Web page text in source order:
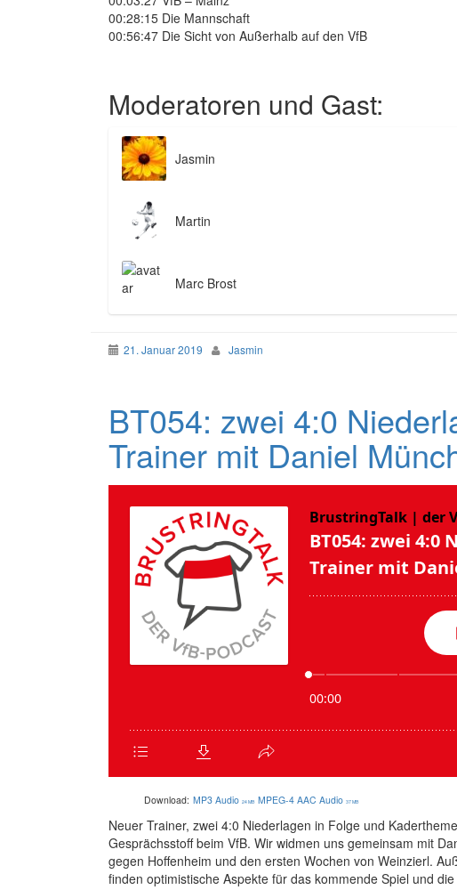
00:28:15 Die Mannschaft
00:56:47 Die Sicht von Außerhalb auf den VfB
Moderatoren und Gast:
Jasmin
Martin
Marc Brost
21. Januar 2019 Jasmin
BT054: zwei 4:0
Trainer mit Daniel
Download: MP3 Audio 24 MB MPEG-4 AAC Audio 37 MB
Neuer Trainer, zwei 4:0 Niederlagen in Folge und
Gesprächsstoff beim VfB. Wir widmen uns gemeinsam mit
gegen Hoffenheim und den ersten Wochen von Weinzierl.
finden optimistische Aspekte für das kommende Spiel und